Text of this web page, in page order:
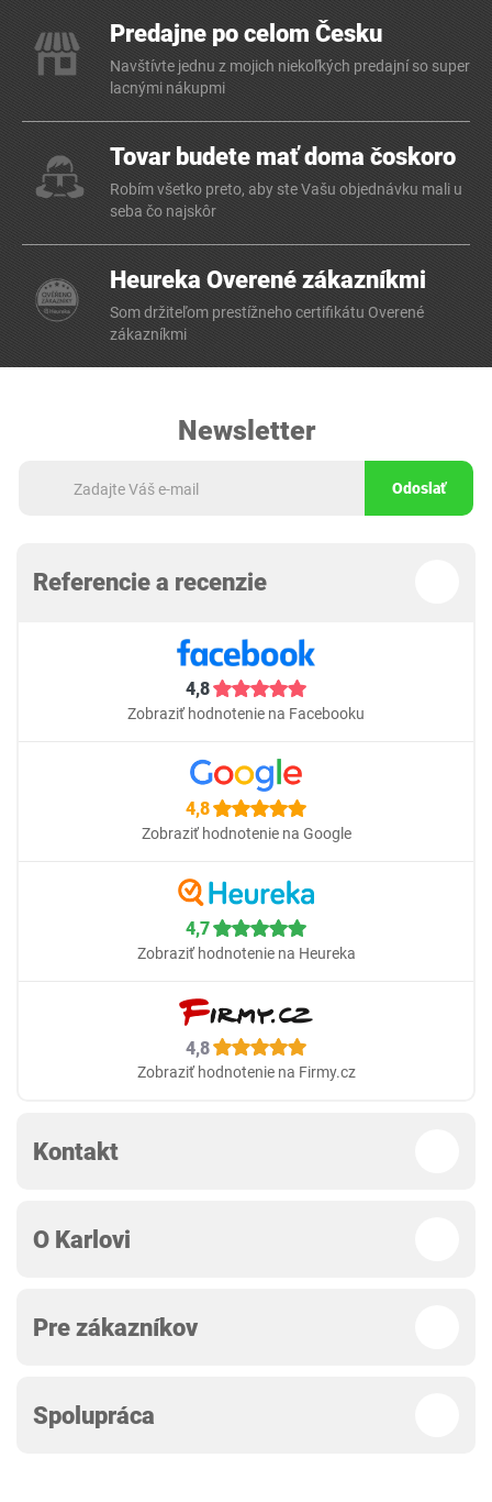
Predajne po celom Česku
Navštívte jednu z mojich niekoľkých predajní so super
lacnými nákupmi
Tovar budete mať doma čoskoro
Robím všetko preto, aby ste Vašu objednávku mali u
seba čo najskôr
Heureka Overené zákazníkmi
Som držiteľom prestížneho certifikátu Overené
zákazníkmi
Newsletter
Odoslať
Referencie a recenzie
4,8
Zobraziť hodnotenie na Facebooku
4,8
Zobraziť hodnotenie na Google
4,7
Zobraziť hodnotenie na Heureka
4,8
Zobraziť hodnotenie na Firmy.cz
Kontakt
O Karlovi
Pre zákazníkov
Spolupráca